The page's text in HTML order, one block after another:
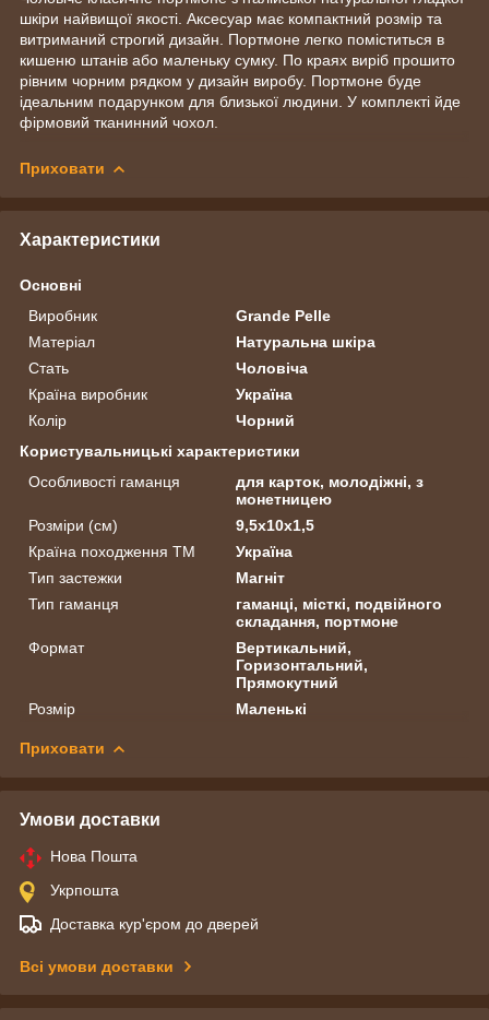
шкіри найвищої якості. Аксесуар має компактний розмір та
витриманий строгий дизайн. Портмоне легко поміститься в
кишеню штанів або маленьку сумку. По краях виріб прошито
рівним чорним рядком у дизайн виробу. Портмоне буде
ідеальним подарунком для близької людини. У комплекті йде
фірмовий тканинний чохол.
Приховати
Характеристики
Основні
Виробник
Grande Pelle
Матеріал
Натуральна шкіра
Стать
Чоловіча
Країна виробник
Україна
Колір
Чорний
Користувальницькі характеристики
Особливості гаманця
для карток, молодіжні, з
монетницею
Розміри (см)
9,5х10х1,5
Країна походження ТМ
Україна
Тип застежки
Магніт
Тип гаманця
гаманці, місткі, подвійного
складання, портмоне
Формат
Вертикальний,
Горизонтальний,
Прямокутний
Розмір
Маленькі
Приховати
Умови доставки
Нова Пошта
Укрпошта
Доставка кур'єром до дверей
Всі умови доставки